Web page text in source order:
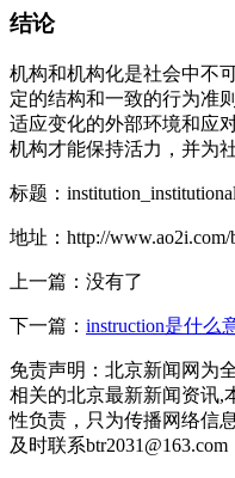
结论
机构和机构化是社会中不
定的结构和一致的行为准
适应变化的外部环境和应
机构才能保持活力，并为
标题：institution_institutional
地址：http://www.ao2i.com/
上一篇：没有了
下一篇： instruction是什么
免责声明：北京新闻网为
相关的北京最新新闻资讯,
性负责，只为传播网络信
及时联系